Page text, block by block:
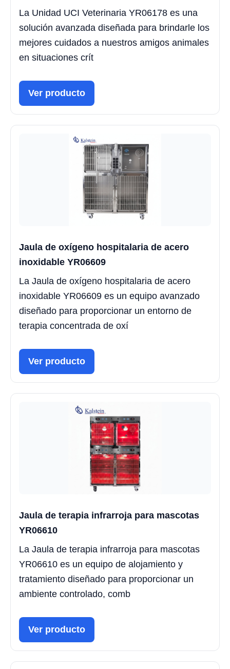
La Unidad UCI Veterinaria YR06178 es una
solución avanzada diseñada para brindarle los
mejores cuidados a nuestros amigos animales
en situaciones crít
Ver producto
Jaula de oxígeno hospitalaria de acero
inoxidable YR06609
La Jaula de oxígeno hospitalaria de acero
inoxidable YR06609 es un equipo avanzado
diseñado para proporcionar un entorno de
terapia concentrada de oxí
Ver producto
Jaula de terapia infrarroja para mascotas
YR06610
La Jaula de terapia infrarroja para mascotas
YR06610 es un equipo de alojamiento y
tratamiento diseñado para proporcionar un
ambiente controlado, comb
Ver producto